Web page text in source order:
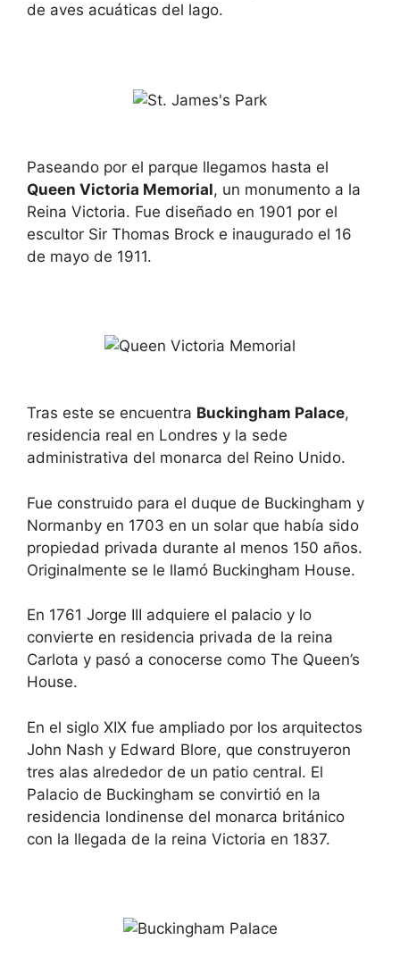
de aves acuáticas del lago.
Paseando por el parque llegamos hasta el
Queen Victoria Memorial, un monumento a la
Reina Victoria. Fue diseñado en 1901 por el
escultor Sir Thomas Brock e inaugurado el 16
de mayo de 1911.
Tras este se encuentra Buckingham Palace,
residencia real en Londres y la sede
administrativa del monarca del Reino Unido.
Fue construido para el duque de Buckingham y
Normanby en 1703 en un solar que había sido
propiedad privada durante al menos 150 años.
Originalmente se le llamó Buckingham House.
En 1761 Jorge III adquiere el palacio y lo
convierte en residencia privada de la reina
Carlota y pasó a conocerse como The Queen’s
House.
En el siglo XIX fue ampliado por los arquitectos
John Nash y Edward Blore, que construyeron
tres alas alrededor de un patio central. El
Palacio de Buckingham se convirtió en la
residencia londinense del monarca británico
con la llegada de la reina Victoria en 1837.